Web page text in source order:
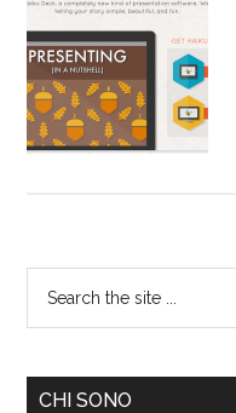
CHI SONO